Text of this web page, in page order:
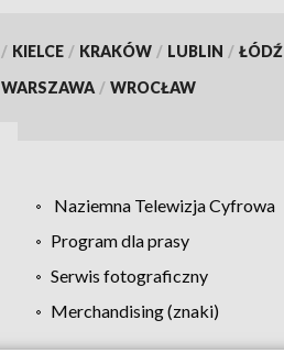
/ KIELCE / KRAKÓW / LUBLIN / ŁÓDŹ
WARSZAWA / WROCŁAW
Naziemna Telewizja Cyfrowa
Program dla prasy
Serwis fotograficzny
Merchandising (znaki)